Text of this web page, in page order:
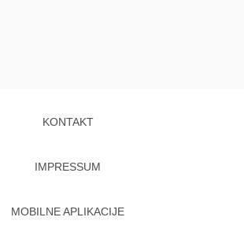
KONTAKT
IMPRESSUM
MOBILNE APLIKACIJE